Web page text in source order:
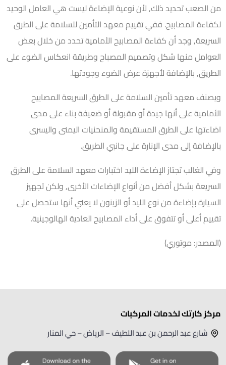
من الصعب تحديد ذلك, لأن نوعية الإضاءة ليست هي العامل الوحيد
لكفاءة المصابيح. ففي تقييم معهد التأمين للسلامة على الطرق
السريعة, وجد أن كفاءة المصابيح الأمامية تحدد من خلال بعض
العوامل منها شكل وتصميم المصباح وطريقة انعكاس الضوء على
الطريق, بالإضافة لأجهزة عرض الضوء وجودتها.
ويصنف معهد تأمين السلامة على الطرق السريعة المصابيح
الأمامية على أنها جيدة أو مقبولة أو ضعيفة بناء على مدى
اضاءتها على الطرق المستقيمة والمنحنيات اليمنى واليسرى
بالإضافة إلى مدى الإنارة على جانبي الطريق.
وفي الغالب تجتاز الإضاءة الليد اختبارات معهد السلامة على الطرق
السريعة بشكل أفضل من أنواع الإضاءات الأخرى, ولكن تجهيز
السيارة بإضاءة من نوع الليد أو الزينون لا يعني أنها ستحصل على
تقييم أعلى أو تتفوق على أداء المصابيح العادية الهالوجينية.
(المصدر: موتوري)
مركز كارتك لخدمات المركبات
شارع عبد الرحمن بن عبد اللطيف – الرياض – حي المنار